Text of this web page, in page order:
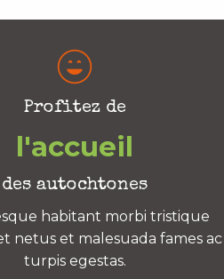
Profitez de
l'accueil
des autochtones
habitant morbi tristique
netus et malesuada fames ac
turpis egestas.